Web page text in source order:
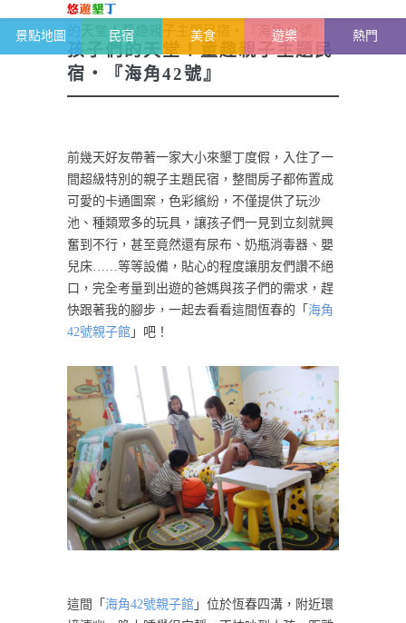
景點地圖 民宿 美食 遊樂 熱門
恆春半島-墾丁雜記
的天堂！童趣親子主題民宿・『海角42號』
孩子們的天堂！童趣親子主題民
宿・『海角42號』
前幾天好友帶著一家大小來墾丁度假，入住了一
間超級特別的親子主題民宿，整間房子都佈置成
可愛的卡通圖案，色彩繽紛，不僅提供了玩沙
池、種類眾多的玩具，讓孩子們一見到立刻就興
奮到不行，甚至竟然還有尿布、奶瓶消毒器、嬰
兒床……等等設備，貼心的程度讓朋友們讚不絕
口，完全考量到出遊的爸媽與孩子們的需求，趕
快跟著我的腳步，一起去看看這間恆春的「 海角
42號親子館 」吧！
這間「 海角42號親子館 」位於恆春四溝，附近環